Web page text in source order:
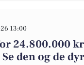
13:00
24.800.000
den og de